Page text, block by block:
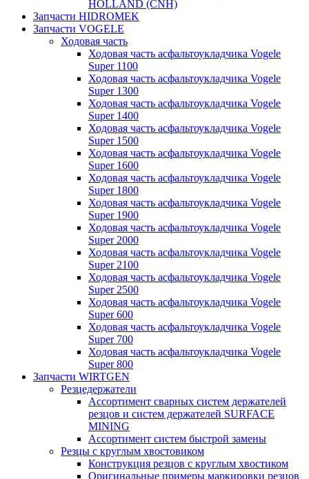
HOLLAND (CNH)
Запчасти HIDROMEK
Запчасти VOGELE
Ходовая часть
Ходовая часть асфальтоукладчика Vogele
Super 1100
Ходовая часть асфальтоукладчика Vogele
Super 1300
Ходовая часть асфальтоукладчика Vogele
Super 1400
Ходовая часть асфальтоукладчика Vogele
Super 1500
Ходовая часть асфальтоукладчика Vogele
Super 1600
Ходовая часть асфальтоукладчика Vogele
Super 1800
Ходовая часть асфальтоукладчика Vogele
Super 1900
Ходовая часть асфальтоукладчика Vogele
Super 2000
Ходовая часть асфальтоукладчика Vogele
Super 2100
Ходовая часть асфальтоукладчика Vogele
Super 2500
Ходовая часть асфальтоукладчика Vogele
Super 600
Ходовая часть асфальтоукладчика Vogele
Super 700
Ходовая часть асфальтоукладчика Vogele
Super 800
Запчасти WIRTGEN
Резцедержатели
Ассортимент сварных систем держателей
резцов и систем держателей SURFACE
MINING
Ассортимент систем быстрой замены
Резцы с круглым хвостовиком
Конструкция резцов с круглым хвостиком
Оригинальные примеры маркировки резцов